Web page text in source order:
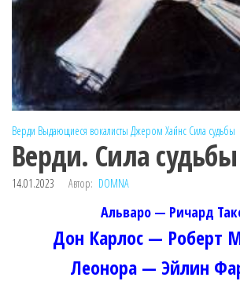
Верди Выдающиеся вокалисты Джером Хайнс Сила судьбы
Верди. Сила
14.01.2023 Автор: DOMNA
Альваро — Ричард
Дон Карлос — Роберт
Леонора — Эйлин